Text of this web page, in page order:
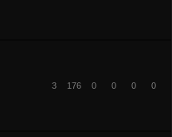
3 176 0 0 0 0